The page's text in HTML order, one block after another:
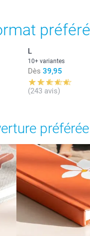
préféré
L
10+ variantes
Dès 39,95
(243 avis)
préférée